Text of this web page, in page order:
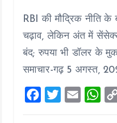
ce
b
o
o
k
tt
er
ai
l
at
s
A
p
p
RBI की मौद्रिक नीति के
चढ़ाव, लेकिन अंत में
बंद; रुपया भी डॉलर के
समाचार-गढ़ 5 अगस्त,
F
a
T
wi
E
m
W
h